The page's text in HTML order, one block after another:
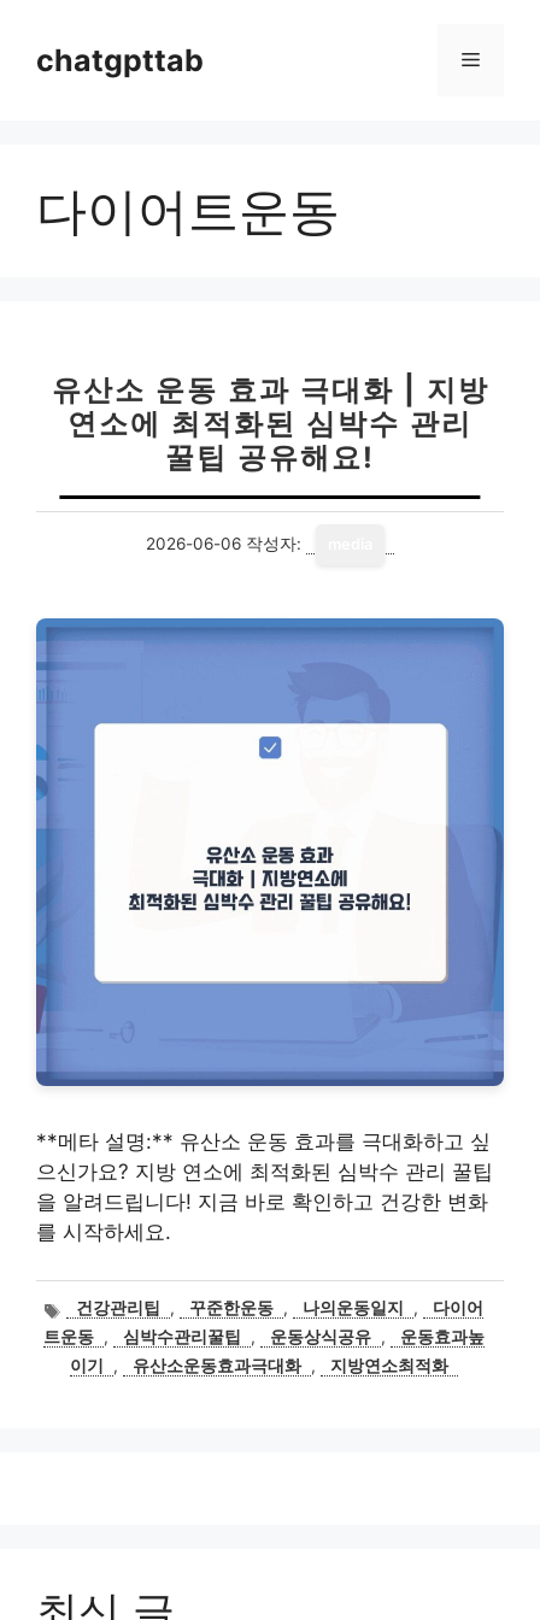
chatgpttab 메
다이어트운동
유산소 운동 효과 극대화 | 지방
연소에 최적화된 심박수 관리
꿀팁 공유해요!
2026-06-06 작성자:
**메타 설명:** 유산소 운동 효과를 극대화하고 싶
으신가요? 지방 연소에 최적화된 심박수 관리 꿀팁
을 알려드립니다! 지금 바로 확인하고 건강한 변화
를 시작하세요.
태
그
건강관리팁 , 꾸준한운동 , 나의운동일지 ,
다이어
트운동 , 심박수관리꿀팁 , 운동상식공유 ,
운동효과높
이기
, 유산소운동효과극대화 , 지방연소최적화